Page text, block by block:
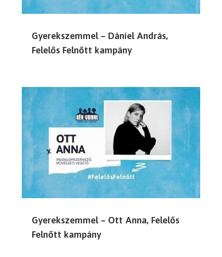
Gyerekszemmel – Dániel András,
Felelős Felnőtt kampány
Gyerekszemmel – Ott Anna, Felelős
Felnőtt kampány